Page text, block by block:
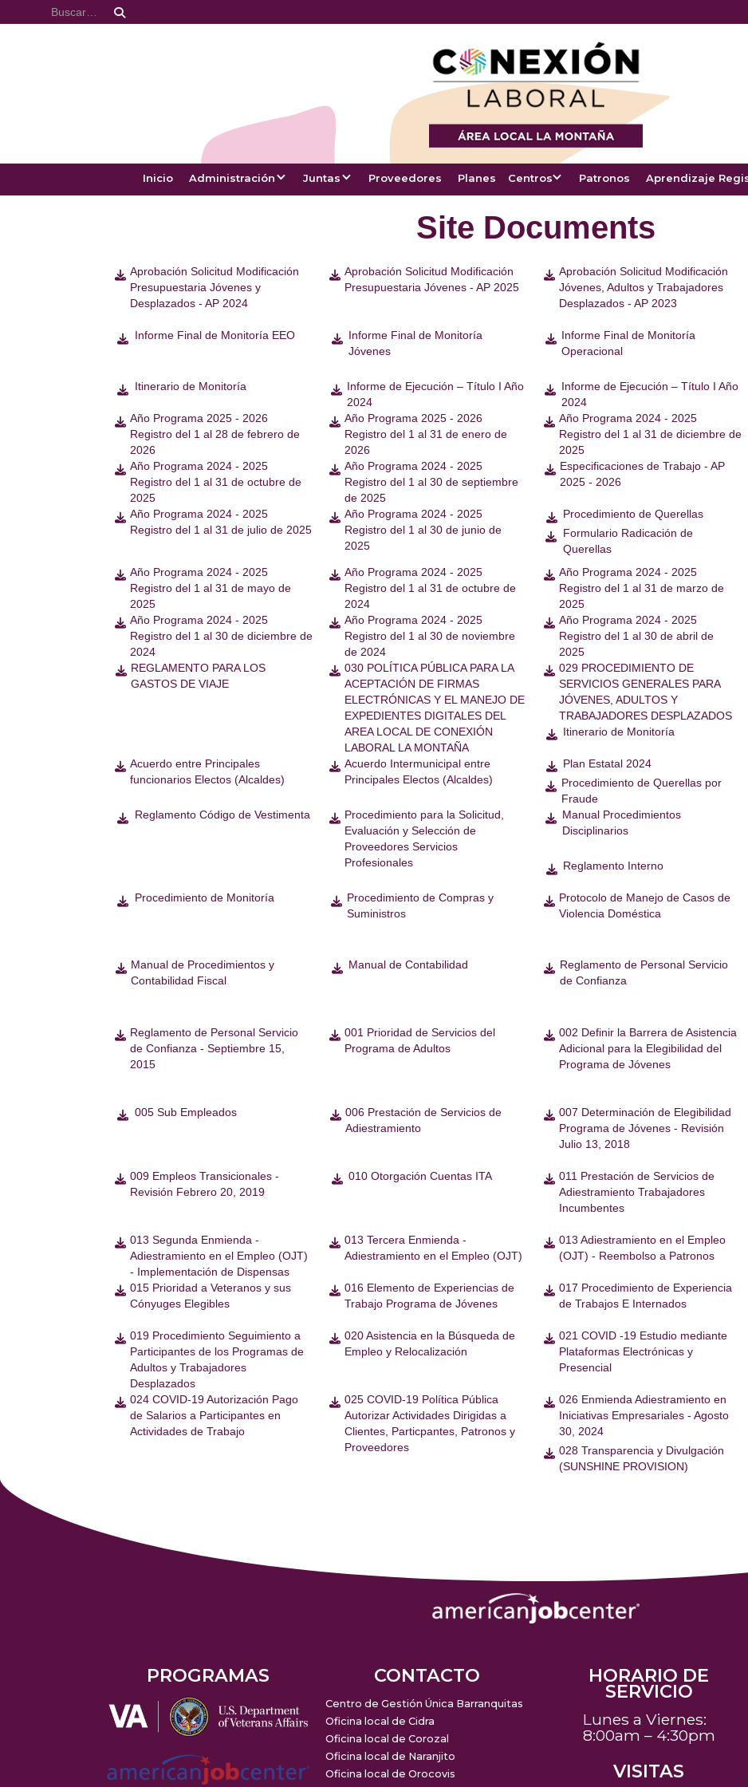
Inicio Administración Juntas Proveedores Planes Centros Patronos Aprendizaje
Site Documents
 Aprobación Solicitud Modificación
Presupuestaria Jóvenes y
Desplazados - AP 2024
 Aprobación Solicitud Modificación
Presupuestaria Jóvenes - AP 2025
 Aprobación Solicitud Modificación
Jóvenes, Adultos y Trabajadores
Desplazados - AP 2023
 Informe Final de Monitoría EEO  Informe Final de Monitoría
Jóvenes
 Informe Final de Monitoría
Operacional
 Itinerario de Monitoría  Informe de Ejecución – Título I Año
2024
 Informe de Ejecución – Título I Año
2024
 Año Programa 2025 - 2026
Registro del 1 al 28 de febrero de
2026
 Año Programa 2025 - 2026
Registro del 1 al 31 de enero de
2026
 Año Programa 2024 - 2025
Registro del 1 al 31 de diciembre de
2025
 Año Programa 2024 - 2025
Registro del 1 al 31 de octubre de
2025
 Año Programa 2024 - 2025
Registro del 1 al 30 de septiembre
de 2025
 Especificaciones de Trabajo - AP
2025 - 2026
 Año Programa 2024 - 2025
Registro del 1 al 31 de julio de 2025
 Año Programa 2024 - 2025
Registro del 1 al 30 de junio de
2025
 Procedimiento de Querellas
 Formulario Radicación de
Querellas
 Año Programa 2024 - 2025
Registro del 1 al 31 de mayo de
2025
 Año Programa 2024 - 2025
Registro del 1 al 31 de octubre de
2024
 Año Programa 2024 - 2025
Registro del 1 al 31 de marzo de
2025
 Año Programa 2024 - 2025
Registro del 1 al 30 de diciembre de
2024
 Año Programa 2024 - 2025
Registro del 1 al 30 de noviembre
de 2024
 Año Programa 2024 - 2025
Registro del 1 al 30 de abril de
2025
 REGLAMENTO PARA LOS
GASTOS DE VIAJE
 030 POLÍTICA PÚBLICA PARA LA
ACEPTACIÓN DE FIRMAS
ELECTRÓNICAS Y EL MANEJO DE
EXPEDIENTES DIGITALES DEL
AREA LOCAL DE CONEXIÓN
LABORAL LA MONTAÑA
 029 PROCEDIMIENTO DE
SERVICIOS GENERALES PARA
JÓVENES, ADULTOS Y
TRABAJADORES DESPLAZADOS
 Itinerario de Monitoría
 Acuerdo entre Principales
funcionarios Electos (Alcaldes)
 Acuerdo Intermunicipal entre
Principales Electos (Alcaldes)
 Plan Estatal 2024
 Procedimiento de Querellas por
Fraude
 Reglamento Código de Vestimenta  Procedimiento para la Solicitud,
Evaluación y Selección de
Proveedores Servicios
Profesionales
 Manual Procedimientos
Disciplinarios
 Reglamento Interno
 Procedimiento de Monitoría  Procedimiento de Compras y
Suministros
 Protocolo de Manejo de Casos de
Violencia Doméstica
 Manual de Procedimientos y
Contabilidad Fiscal
 Manual de Contabilidad  Reglamento de Personal Servicio
de Confianza
 Reglamento de Personal Servicio
de Confianza - Septiembre 15,
2015
 001 Prioridad de Servicios del
Programa de Adultos
 002 Definir la Barrera de Asistencia
Adicional para la Elegibilidad del
Programa de Jóvenes
 005 Sub Empleados  006 Prestación de Servicios de
Adiestramiento
 007 Determinación de Elegibilidad
Programa de Jóvenes - Revisión
Julio 13, 2018
 009 Empleos Transicionales -
Revisión Febrero 20, 2019
 010 Otorgación Cuentas ITA  011 Prestación de Servicios de
Adiestramiento Trabajadores
Incumbentes
 013 Segunda Enmienda -
Adiestramiento en el Empleo (OJT)
- Implementación de Dispensas
 013 Tercera Enmienda -
Adiestramiento en el Empleo (OJT)
 013 Adiestramiento en el Empleo
(OJT) - Reembolso a Patronos
 015 Prioridad a Veteranos y sus
Cónyuges Elegibles
 016 Elemento de Experiencias de
Trabajo Programa de Jóvenes
 017 Procedimiento de Experiencia
de Trabajos E Internados
 019 Procedimiento Seguimiento a
Participantes de los Programas de
Adultos y Trabajadores
Desplazados
 020 Asistencia en la Búsqueda de
Empleo y Relocalización
 021 COVID -19 Estudio mediante
Plataformas Electrónicas y
Presencial
 024 COVID-19 Autorización Pago
de Salarios a Participantes en
Actividades de Trabajo
 025 COVID-19 Política Pública
Autorizar Actividades Dirigidas a
Clientes, Particpantes, Patronos y
Proveedores
 026 Enmienda Adiestramiento en
Iniciativas Empresariales - Agosto
30, 2024
 028 Transparencia y Divulgación
(SUNSHINE PROVISION)
PROGRAMAS CONTACTO
Centro de Gestión Única Barranquitas
Oficina local de Cidra
Oficina local de Corozal
Oficina local de Naranjito
Oficina local de Orocovis
HORARIO DE
SERVICIO
Lunes a Viernes:
8:00am – 4:30pm
VISITAS